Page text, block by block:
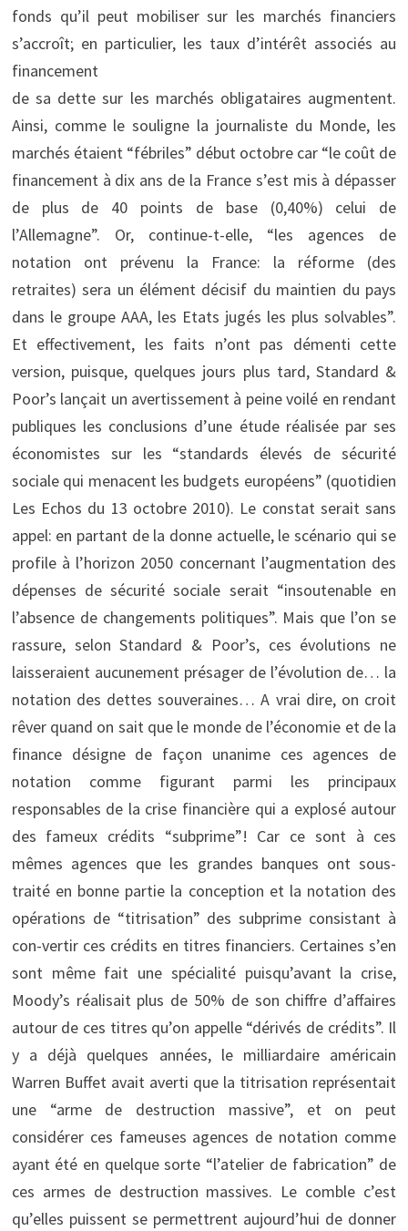
fonds qu’il peut mobiliser sur les marchés financiers
s’accroît; en particulier, les taux d’intérêt associés au
financement
de sa dette sur les marchés obligataires augmentent.
Ainsi, comme le souligne la journaliste du Monde, les
marchés étaient “fébriles” début octobre car “le coût de
financement à dix ans de la France s’est mis à dépasser
de plus de 40 points de base (0,40%) celui de
l’Allemagne”. Or, continue-t-elle, “les agences de
notation ont prévenu la France: la réforme (des
retraites) sera un élément décisif du maintien du pays
dans le groupe AAA, les Etats jugés les plus solvables”.
Et effectivement, les faits n’ont pas démenti cette
version, puisque, quelques jours plus tard, Standard &
Poor’s lançait un avertissement à peine voilé en rendant
publiques les conclusions d’une étude réalisée par ses
économistes sur les “standards élevés de sécurité
sociale qui menacent les budgets européens” (quotidien
Les Echos du 13 octobre 2010). Le constat serait sans
appel: en partant de la donne actuelle, le scénario qui se
profile à l’horizon 2050 concernant l’augmentation des
dépenses de sécurité sociale serait “insoutenable en
l’absence de changements politiques”. Mais que l’on se
rassure, selon Standard & Poor’s, ces évolutions ne
laisseraient aucunement présager de l’évolution de… la
notation des dettes souveraines… A vrai dire, on croit
rêver quand on sait que le monde de l’économie et de la
finance désigne de façon unanime ces agences de
notation comme figurant parmi les principaux
responsables de la crise financière qui a explosé autour
des fameux crédits “subprime”! Car ce sont à ces
mêmes agences que les grandes banques ont sous-
traité en bonne partie la conception et la notation des
opérations de “titrisation” des subprime consistant à
con-vertir ces crédits en titres financiers. Certaines s’en
sont même fait une spécialité puisqu’avant la crise,
Moody’s réalisait plus de 50% de son chiffre d’affaires
autour de ces titres qu’on appelle “dérivés de crédits”. Il
y a déjà quelques années, le milliardaire américain
Warren Buffet avait averti que la titrisation représentait
une “arme de destruction massive”, et on peut
considérer ces fameuses agences de notation comme
ayant été en quelque sorte “l’atelier de fabrication” de
ces armes de destruction massives. Le comble c’est
qu’elles puissent se permettrent aujourd’hui de donner